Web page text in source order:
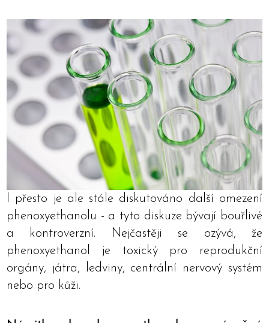
I přesto je ale stále diskutováno další omezení
phenoxyethanolu - a tyto diskuze bývají bouřlivé
a kontroverzní. Nejčastěji se ozývá, že
phenoxyethanol je toxický pro reprodukční
orgány, játra, ledviny, centrální nervový systém
nebo pro kůži.